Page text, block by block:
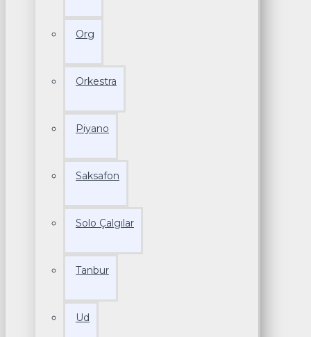
Org
Orkestra
Piyano
Saksafon
Solo Çalgılar
Tanbur
Ud